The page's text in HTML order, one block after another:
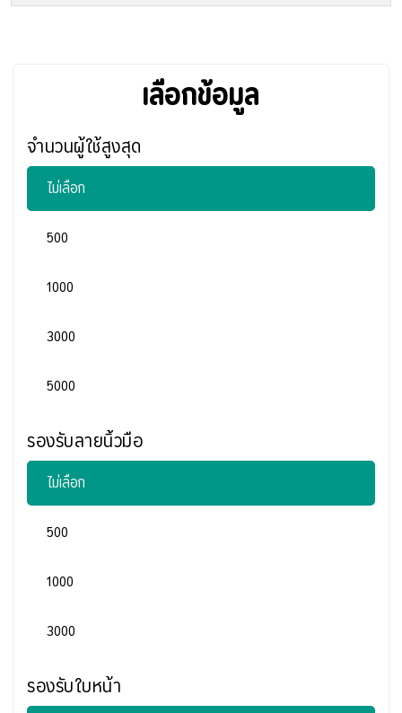
เลือกข้อมูล
จำนวนผู้ใช้สูงสุด
ไม่เลือก
500
1000
3000
5000
รองรับลายนิ้วมือ
ไม่เลือก
500
1000
3000
รองรับใบหน้า